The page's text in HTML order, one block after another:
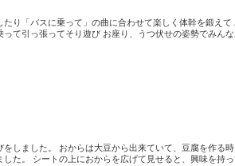
に乗って」の曲に合わせて楽しく体幹を鍛えて バランス感覚を養いました
つ伏せの姿勢でみんな上手にバランスをとること
る時に残るものだと 本物の大豆
と近づく子ども達